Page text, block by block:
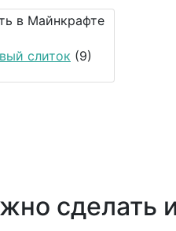
слиток (9)
сделать